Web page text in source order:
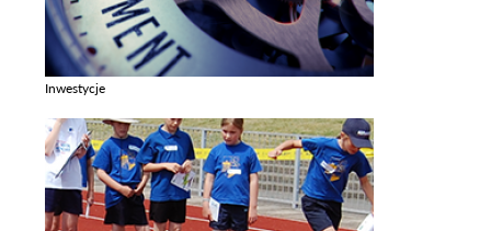
Inwestycje